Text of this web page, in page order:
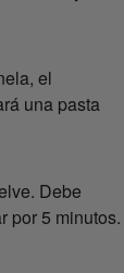
el
una pasta
Debe
por 5 minutos.